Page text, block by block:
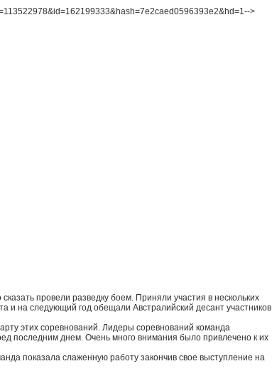
>
провели разведку боем. Приняли участия в нескольких
и на следующий год обещали Австралийский десант участников
этих соревнований. Лидеры соревнований команда
последним днем. Очень много внимания было привлечено к их
показала слаженную работу закончив свое выступление на